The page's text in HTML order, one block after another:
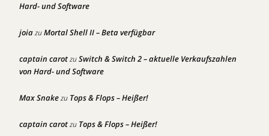
Hard- und Software
joiazuMortal Shell II – Beta verfügbar
captain carotzuSwitch & Switch 2 – aktuelle Verkaufszahlen
von Hard- und Software
Max Snakezu Tops & Flops – Heißer!
captain carotzu Tops & Flops – Heißer!